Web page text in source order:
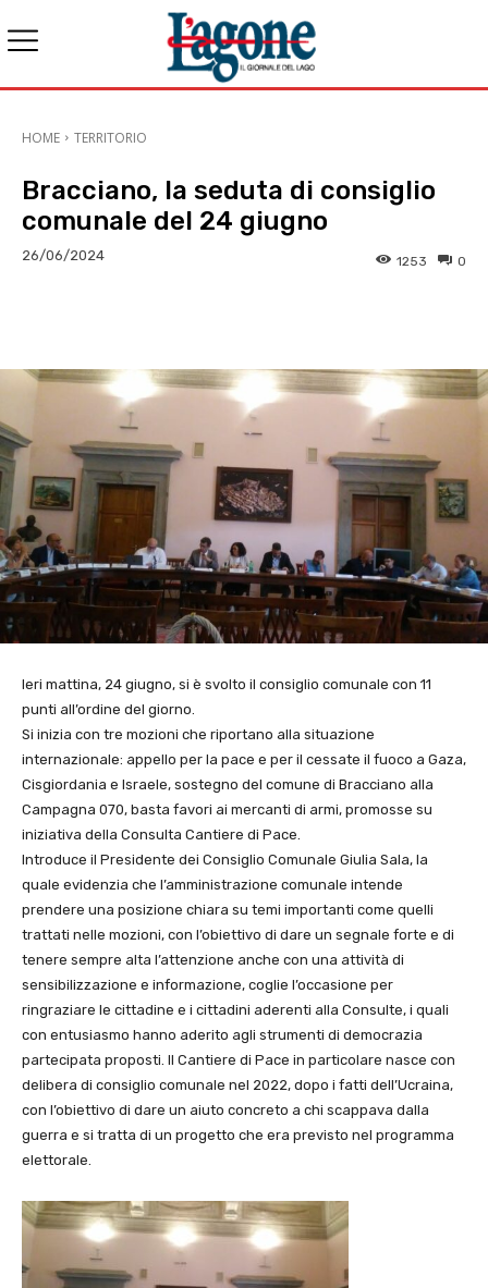
HOME TERRITORIO
Bracciano, la seduta di consiglio
comunale del 24 giugno
26/06/2024 0
1253
Ieri mattina, 24 giugno, si è svolto il consiglio comunale con 11
punti all’ordine del giorno.
Si inizia con tre mozioni che riportano alla situazione
internazionale: appello per la pace e per il cessate il fuoco a Gaza,
Cisgiordania e Israele, sostegno del comune di Bracciano alla
Campagna 070, basta favori ai mercanti di armi, promosse su
iniziativa della Consulta Cantiere di Pace.
Introduce il Presidente dei Consiglio Comunale Giulia Sala, la
quale evidenzia che l’amministrazione comunale intende
prendere una posizione chiara su temi importanti come quelli
trattati nelle mozioni, con l’obiettivo di dare un segnale forte e di
tenere sempre alta l’attenzione anche con una attività di
sensibilizzazione e informazione, coglie l’occasione per
ringraziare le cittadine e i cittadini aderenti alla Consulte, i quali
con entusiasmo hanno aderito agli strumenti di democrazia
partecipata proposti. Il Cantiere di Pace in particolare nasce con
delibera di consiglio comunale nel 2022, dopo i fatti dell’Ucraina,
con l’obiettivo di dare un aiuto concreto a chi scappava dalla
guerra e si tratta di un progetto che era previsto nel programma
elettorale.